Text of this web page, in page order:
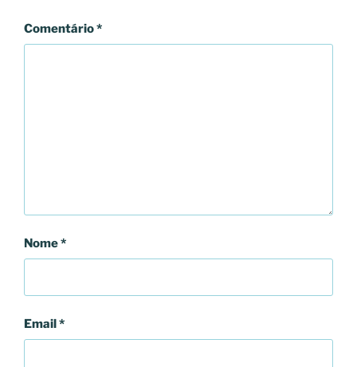
Comentário*
Nome*
Email*